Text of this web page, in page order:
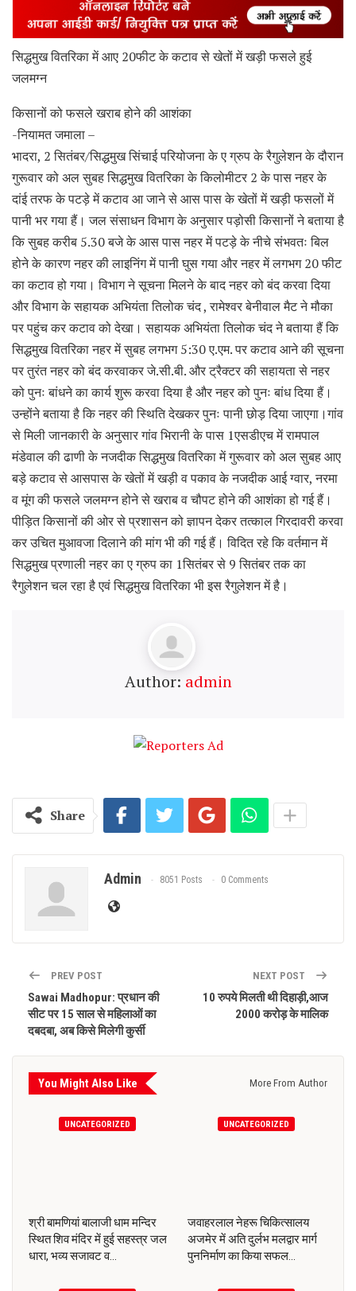
सिद्धमुख वितरिका में आए 20फीट के कटाव से खेतों में खड़ी फसले हुई
जलमग्न
किसानों को फसले खराब होने की आशंका
-नियामत जमाला –
भादरा, 2 सितंबर/सिद्धमुख सिंचाई परियोजना के ए ग्रुप के रैगुलेशन के दौरान
गुरूवार को अल सुबह सिद्धमुख वितरिका के किलोमीटर 2 के पास नहर के
दांई तरफ के पटड़े में कटाव आ जाने से आस पास के खेतों में खड़ी फसलों में
पानी भर गया हैं। जल संसाधन विभाग के अनुसार पड़ोसी किसानों ने बताया है
कि सुबह करीब 5.30 बजे के आस पास नहर में पटड़े के नीचे संभवतः बिल
होने के कारण नहर की लाइनिंग में पानी घुस गया और नहर में लगभग 20 फीट
का कटाव हो गया। विभाग ने सूचना मिलने के बाद नहर को बंद करवा दिया
और विभाग के सहायक अभियंता तिलोक चंद , रामेश्वर बेनीवाल मैट ने मौका
पर पहुंच कर कटाव को देखा। सहायक अभियंता तिलोक चंद ने बताया हैं कि
सिद्धमुख वितरिका नहर में सुबह लगभग 5:30 ए.एम. पर कटाव आने की सूचना
पर तुरंत नहर को बंद करवाकर जे.सी.बी. और ट्रैक्टर की सहायता से नहर
को पुनः बांधने का कार्य शुरू करवा दिया है और नहर को पुनः बांध दिया हैं।
उन्होंने बताया है कि नहर की स्थिति देखकर पुनः पानी छोड़ दिया जाएगा।गांव
से मिली जानकारी के अनुसार गांव भिरानी के पास 1एसडीएच में रामपाल
मंडेवाल की ढाणी के नजदीक सिद्धमुख वितरिका में गुरूवार को अल सुबह आए
बड़े कटाव से आसपास के खेतों में खड़ी व पकाव के नजदीक आई ग्वार, नरमा
व मूंग की फसले जलमग्न होने से खराब व चौपट होने की आशंका हो गई हैं।
पीड़ित किसानों की ओर से प्रशासन को ज्ञापन देकर तत्काल गिरदावरी करवा
कर उचित मुआवजा दिलाने की मांग भी की गई हैं। विदित रहे कि वर्तमान में
सिद्धमुख प्रणाली नहर का ए ग्रुप का 1सितंबर से 9 सितंबर तक का
रैगुलेशन चल रहा है एवं सिद्धमुख वितरिका भी इस रैगुलेशन में है।
Author: admin
Share
Admin 8051 Posts 0 Comments
PREV POST
Sawai Madhopur: प्रधान की
सीट पर 15 साल से महिलाओं का
दबदबा, अब किसे मिलेगी कुर्सी
NEXT POST
10 रुपये मिलती थी दिहाड़ी,आज
2000 करोड़ के मालिक
You Might Also Like More From Author
UNCATEGORIZED
श्री बामणियां बालाजी धाम मन्दिर
स्थित शिव मंदिर में हुई सहस्त्र जल
धारा, भव्य सजावट व…
UNCATEGORIZED
जवाहरलाल नेहरू चिकित्सालय
अजमेर में अति दुर्लभ मलद्वार मार्ग
पुननिर्माण का किया सफल…